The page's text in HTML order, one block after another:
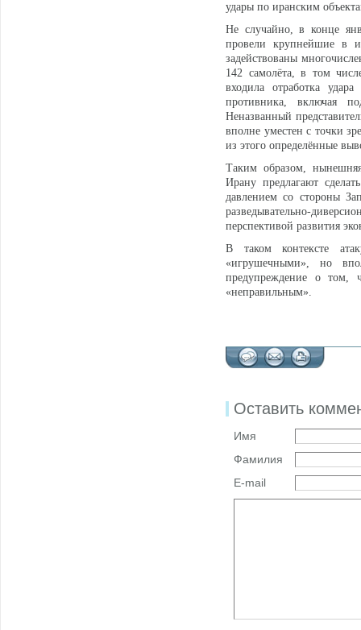
удары по иранским
Не случайно, в конце
провели крупнейшие в
задействованы
142 самолёта, в том
входила отработка
противника, включая
Неназванный
вполне уместен с точки
из этого определённые
Таким образом, нынешняя
Ирану предлагают
давлением со стороны
разведывательно-
перспективой развития
В таком контексте
«игрушечными», но
предупреждение о том,
«неправильным».
Оставить
Имя
Фамилия
E-mail